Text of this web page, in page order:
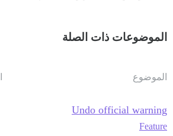
الموضوعات ذات الصلة
الموضوع
Undo official warning
Feature